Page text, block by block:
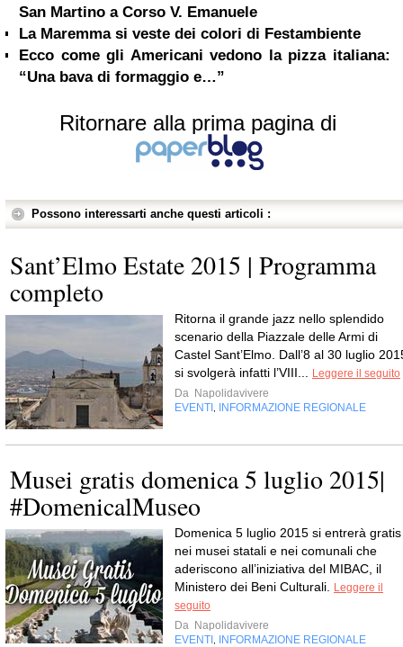
San Martino a Corso V. Emanuele
La Maremma si veste dei colori di Festambiente
Ecco come gli Americani vedono la pizza italiana:
“Una bava di formaggio e…”
Ritornare alla prima pagina di
Possono interessarti anche questi articoli :
Sant’Elmo Estate 2015 | Programma
completo
Ritorna il grande jazz nello splendido
scenario della Piazzale delle Armi di
Castel Sant’Elmo. Dall’8 al 30 luglio
si svolgerà infatti l’VIII...
Leggere il seguito
Da Napolidavivere
EVENTI
INFORMAZIONE REGIONALE
Musei gratis domenica 5 luglio 2015|
#DomenicalMuseo
Domenica 5 luglio 2015 si entrerà gratis
nei musei statali e nei comunali che
aderiscono all’iniziativa del MIBAC, il
Ministero dei Beni Culturali.
Leggere il
seguito
Da Napolidavivere
EVENTI
INFORMAZIONE REGIONALE